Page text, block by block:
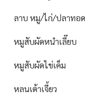
ลาบ หมู/ไก่/ปลาทอด
หมูสับผัดหนำเลี๊ยบ
หมูสับผัดไข่เค็ม
หลนเต้าเจี้ยว